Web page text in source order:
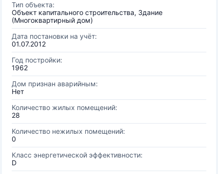
Тип объекта:
Объект капитального строительства, Здание
(Многоквартирный дом)
Дата постановки на учёт:
01.07.2012
Год постройки:
1962
Дом признан аварийным:
Нет
Количество жилых помещений:
28
Количество нежилых помещений:
0
Класс энергетической эффективности:
D